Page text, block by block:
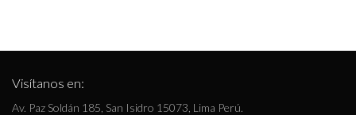
Visítanos en:
Av. Paz Soldán 185, San Isidro 15073, Lima Perú.